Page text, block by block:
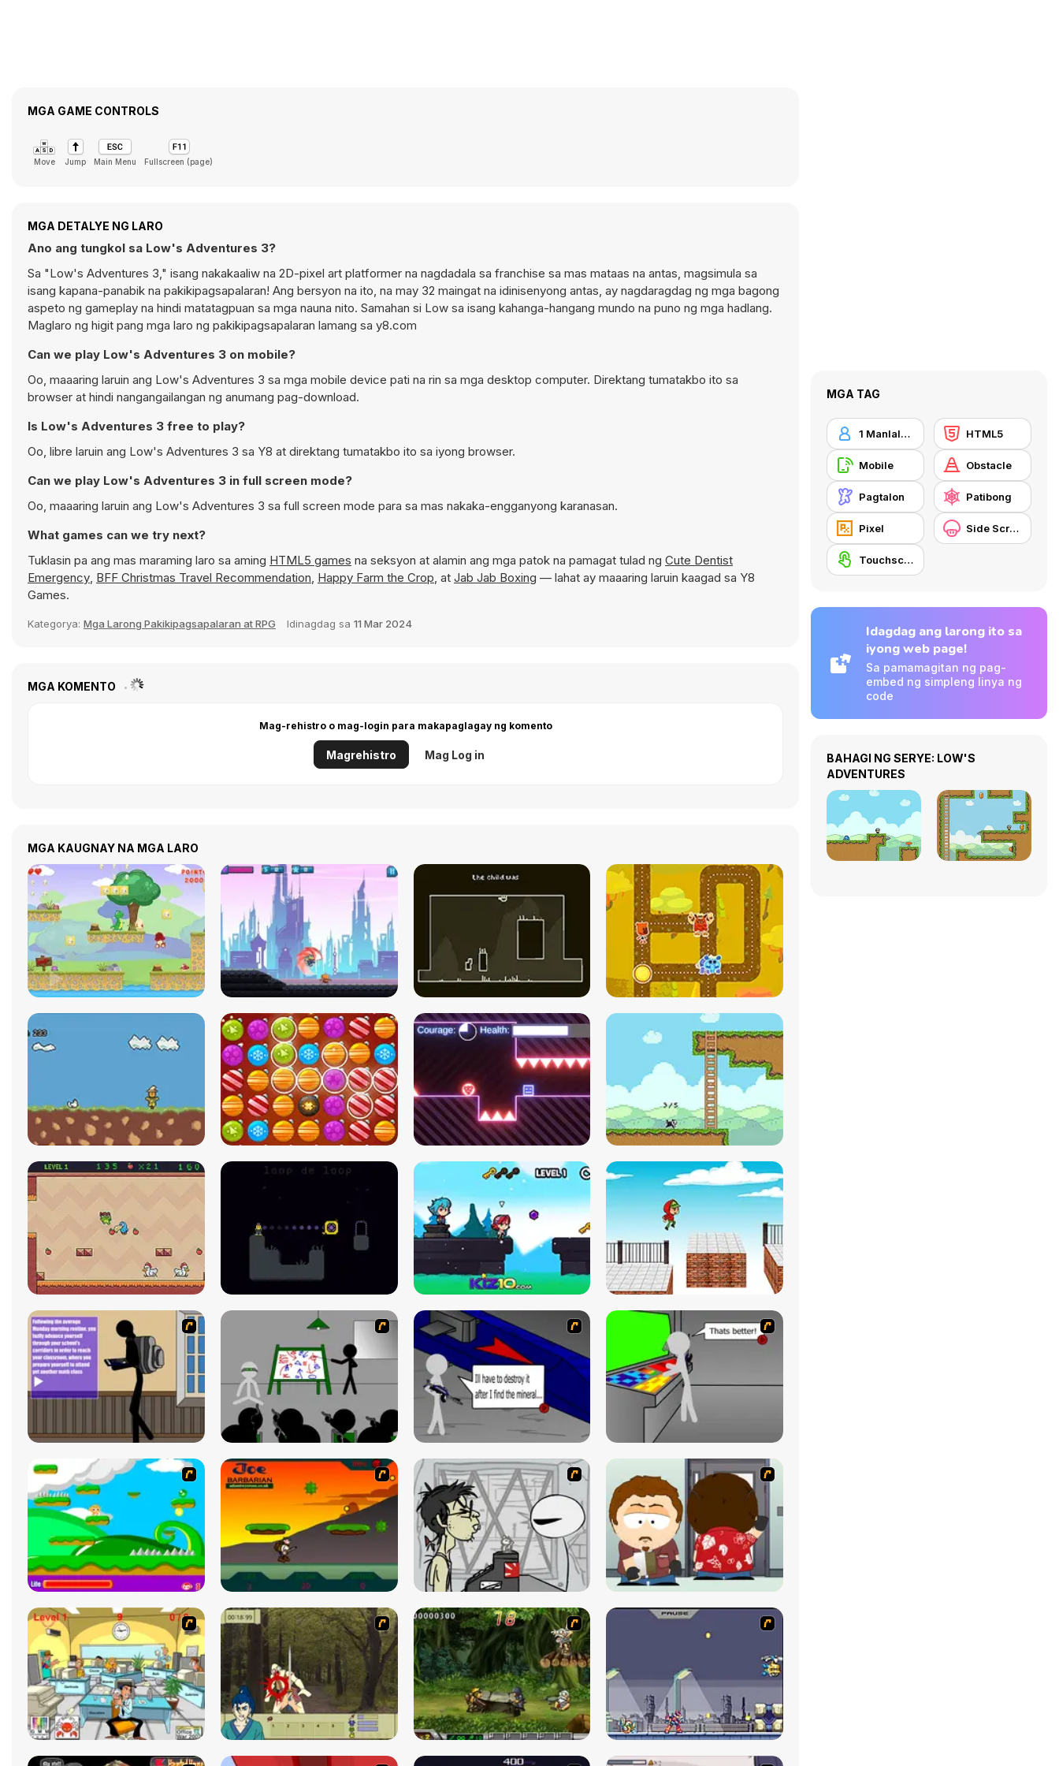
MGA GAME CONTROLS
Move Jump Main Menu Fullscreen (page)
MGA DETALYE NG LARO
Ano ang tungkol sa Low's Adventures 3?
Sa "Low's Adventures 3," isang nakakaaliw na 2D-pixel art platformer na nagdadala sa franchise sa mas mataas na antas, magsimula sa
isang kapana-panabik na pakikipagsapalaran! Ang bersyon na ito, na may 32 maingat na idinisenyong antas, ay nagdaragdag ng mga bagong
aspeto ng gameplay na hindi matatagpuan sa mga nauna nito. Samahan si Low sa isang kahanga-hangang mundo na puno ng mga hadlang.
Maglaro ng higit pang mga laro ng pakikipagsapalaran lamang sa y8.com
Can we play Low's Adventures 3 on mobile?
Oo, maaaring laruin ang Low's Adventures 3 sa mga mobile device pati na rin sa mga desktop computer. Direktang tumatakbo ito sa
browser at hindi nangangailangan ng anumang pag-download.
Is Low's Adventures 3 free to play?
Oo, libre laruin ang Low's Adventures 3 sa Y8 at direktang tumatakbo ito sa iyong browser.
Can we play Low's Adventures 3 in full screen mode?
Oo, maaaring laruin ang Low's Adventures 3 sa full screen mode para sa mas nakaka-engganyong karanasan.
What games can we try next?
Tuklasin pa ang mas maraming laro sa aming HTML5 games na seksyon at alamin ang mga patok na pamagat tulad ng Cute Dentist
Emergency, BFF Christmas Travel Recommendation, Happy Farm the Crop, at Jab Jab Boxing — lahat ay maaaring laruin kaagad sa Y8
Games.
Kategorya: Mga Larong Pakikipagsapalaran at RPG Idinagdag sa 11 Mar 2024
MGA KOMENTO
Mag-rehistro o mag-login para makapaglagay ng komento
Magrehistro Mag Log in
MGA KAUGNAY NA MGA LARO
MGA TAG
1 Manlalaro HTML5
Mobile Obstacle
Pagtalon Patibong
Pixel Side Scrolling
Touchscreen
Idagdag ang larong ito sa
iyong web page!
Sa pamamagitan ng pag-
embed ng simpleng linya ng
code
BAHAGI NG SERYE: LOW'S
ADVENTURES